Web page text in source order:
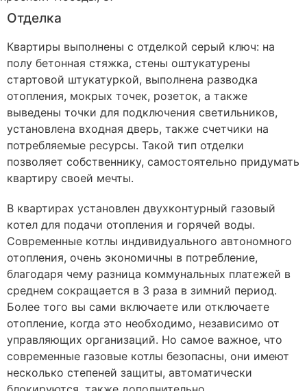
Отделка
Квартиры выполнены с отделкой серый ключ: на
полу бетонная стяжка, стены оштукатурены
стартовой штукатуркой, выполнена разводка
отопления, мокрых точек, розеток, а также
выведены точки для подключения светильников,
установлена входная дверь, также счетчики на
потребляемые ресурсы. Такой тип отделки
позволяет собственнику, самостоятельно придумать
квартиру своей мечты.
В квартирах установлен двухконтурный газовый
котел для подачи отопления и горячей воды.
Современные котлы индивидуального автономного
отопления, очень экономичны в потребление,
благодаря чему разница коммунальных платежей в
среднем сокращается в 3 раза в зимний период.
Более того вы сами включаете или отключаете
отопление, когда это необходимо, независимо от
управляющих организаций. Но самое важное, что
современные газовые котлы безопасны, они имеют
несколько степеней защиты, автоматически